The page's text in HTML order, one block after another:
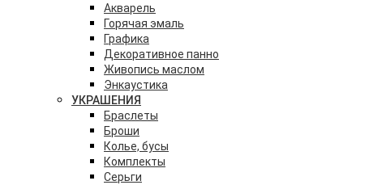
Акварель
Горячая эмаль
Графика
Декоративное панно
Живопись маслом
Энкаустика
УКРАШЕНИЯ
Браслеты
Броши
Колье, бусы
Комплекты
Серьги